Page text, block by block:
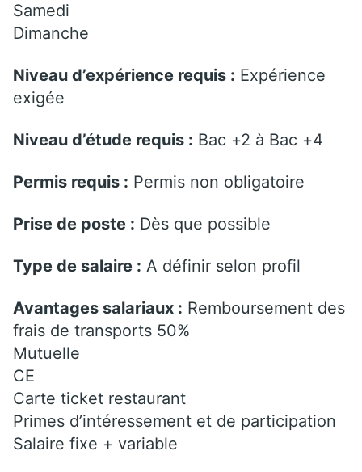
Samedi
Dimanche
Niveau d’expérience requis : Expérience
exigée
Niveau d’étude requis : Bac +2 à Bac +4
Permis requis : Permis non obligatoire
Prise de poste : Dès que possible
Type de salaire : A définir selon profil
Avantages salariaux : Remboursement des
frais de transports 50%
Mutuelle
CE
Carte ticket restaurant
Primes d’intéressement et de participation
Salaire fixe + variable